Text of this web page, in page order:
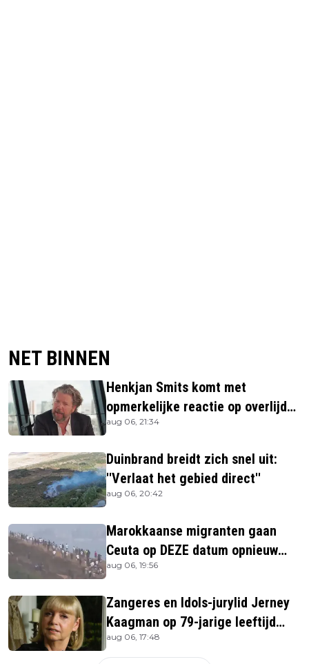
NET BINNEN
Henkjan Smits komt met
opmerkelijke reactie op overlijden
Jerney Kaagman
aug 06, 21:34
Duinbrand breidt zich snel uit:
''Verlaat het gebied direct''
aug 06, 20:42
Marokkaanse migranten gaan
Ceuta op DEZE datum opnieuw
bestormen
aug 06, 19:56
Zangeres en Idols-jurylid Jerney
Kaagman op 79-jarige leeftijd
overleden
aug 06, 17:48